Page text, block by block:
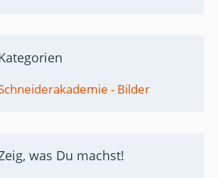
- Bilder
was Du machst!